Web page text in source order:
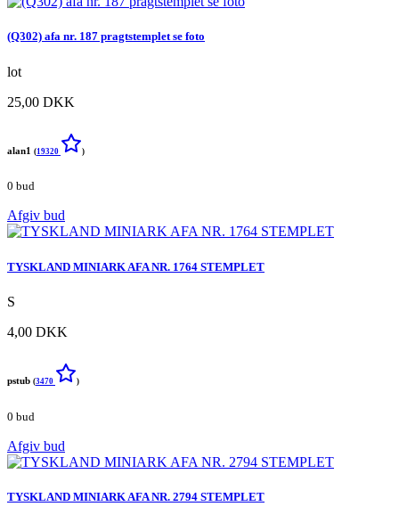
(Q302) afa nr. 187 pragtstemplet se foto
lot
25,00 DKK
alan1 (19320 )
0 bud
Afgiv bud
TYSKLAND MINIARK AFA NR. 1764 STEMPLET
S
4,00 DKK
pstub (3470 )
0 bud
Afgiv bud
TYSKLAND MINIARK AFA NR. 2794 STEMPLET